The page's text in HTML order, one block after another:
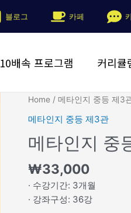
블로그 카페
10배속 프로그램 커리큘
Home / 메타인지 중등 제3
메타인지 중등 제3관
메타인지 중
₩33,000
· 수강기간: 3개월
· 강좌구성: 36강
메
타
인
지
등
제
3